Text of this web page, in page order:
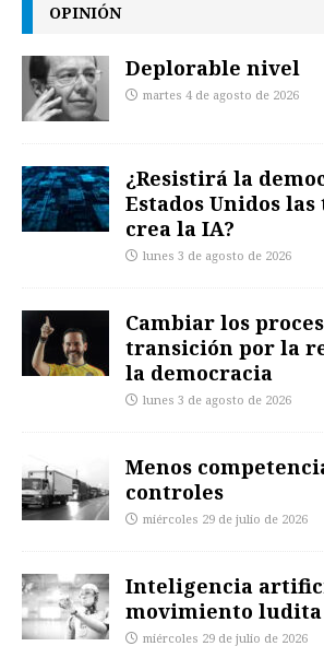
OPINIÓN
Deplorable nivel
martes 4 de agosto de 2026
¿Resistirá la
Estados Unidos
crea la IA?
lunes 3 de agosto de 2026
Cambiar los
transición por la
la democracia
lunes 3 de agosto de 2026
Menos
controles
miércoles 29 de julio de 2026
Inteligencia
movimiento ludita
miércoles 29 de julio de 2026